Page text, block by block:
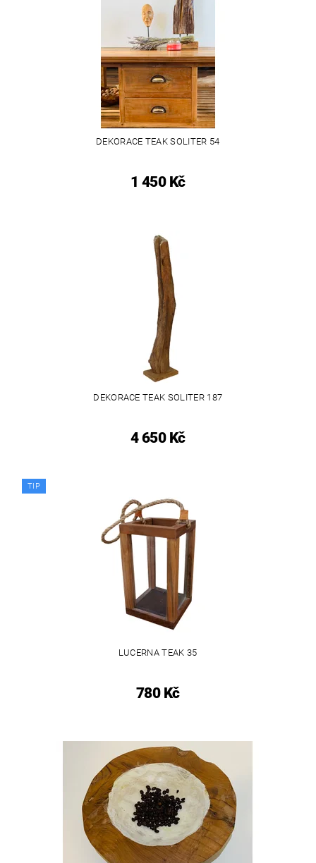
DEKORACE TEAK SOLITER 54
1 450 Kč
DEKORACE TEAK SOLITER 187
4 650 Kč
TIP
LUCERNA TEAK 35
780 Kč